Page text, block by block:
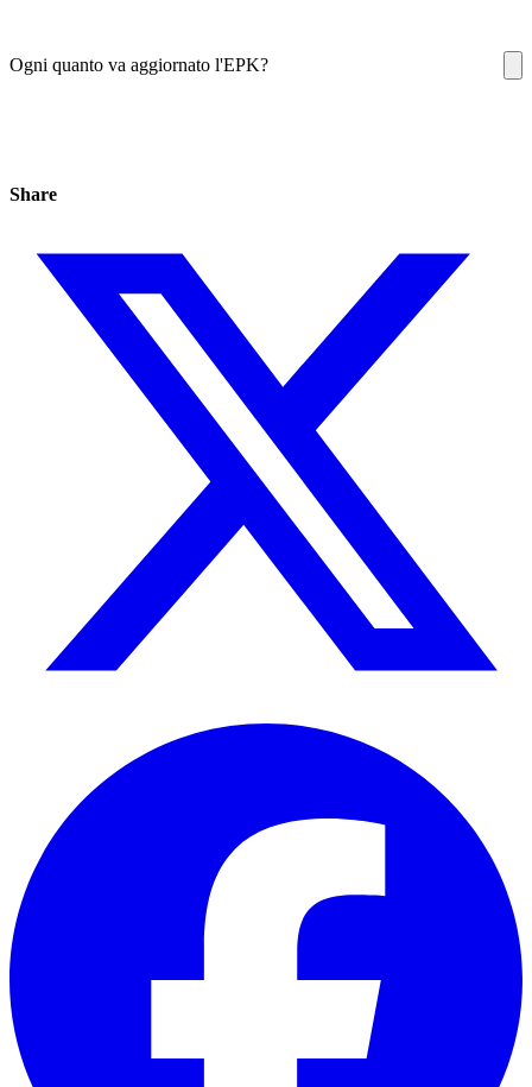
Ogni quanto va aggiornato l'EPK?
Share